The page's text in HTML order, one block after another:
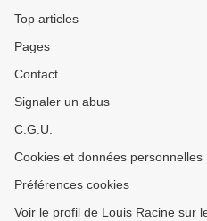
Top articles
Pages
Contact
Signaler un abus
C.G.U.
Cookies et données personnelles
Préférences cookies
Voir le profil de Louis Racine sur